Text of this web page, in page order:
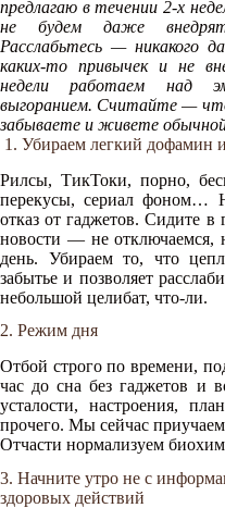
предлагаю в течении 2-х
не будем даже
Расслабьтесь — никакого
каких-то привычек и не
недели работаем над
выгоранием. Считайте —
забываете и живете
1. Убираем легкий дофамин и
Рилсы, ТикТоки, порно,
перекусы, сериал фоном…
отказ от гаджетов. Сидите в
новости — не отключаемся,
день. Убираем то, что
забытье и позволяет
небольшой целибат, что-ли.
2. Режим дня
Отбой строго по времени,
час до сна без гаджетов и
усталости, настроения,
прочего. Мы сейчас
Отчасти нормализуем
3. Начните утро не с
здоровых действий